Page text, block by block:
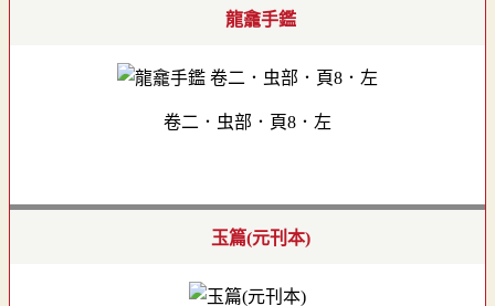
龍龕手鑑
卷二．虫部．頁8．左
玉篇(元刊本)